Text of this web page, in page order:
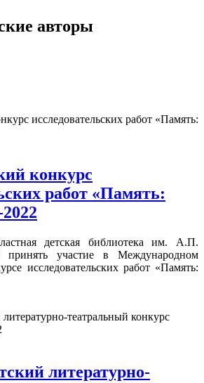
авторы
конкурс
работ «Память:
детская библиотека им. А.П.
принять участие в Международном
исследовательских работ «Память:
литературно-